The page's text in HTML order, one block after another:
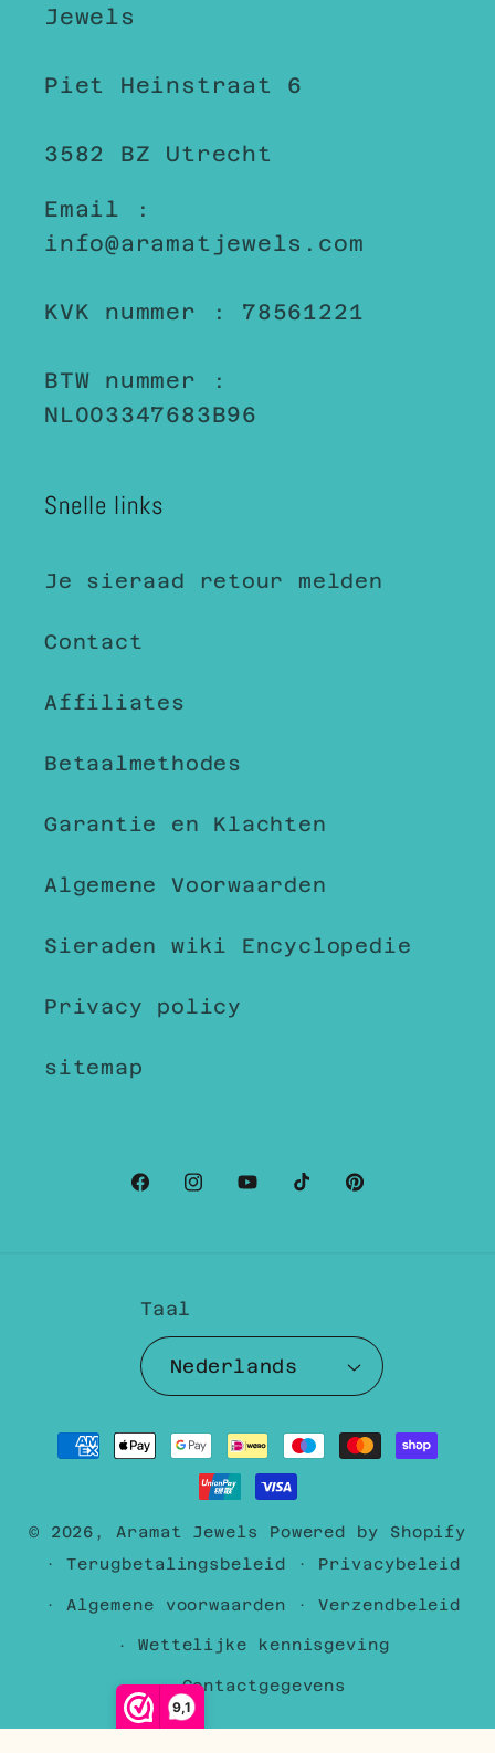
9,1
Jewels
Piet Heinstraat 6
3582 BZ Utrecht
Email :
info@aramatjewels.com
KVK nummer : 78561221
BTW nummer :
NL003347683B96
Snelle links
Je sieraad retour melden
Contact
Affiliates
Betaalmethodes
Garantie en Klachten
Algemene Voorwaarden
Sieraden wiki Encyclopedie
Privacy policy
sitemap
Facebook
Instagram
YouTubeTikTokPinterest
Taal
Nederlands
Betaalmethoden
© 2026, Aramat Jewels Powered by Shopify
Terugbetalingsbeleid
Privacybeleid
Algemene voorwaarden Verzendbeleid
Wettelijke kennisgeving
Contactgegevens